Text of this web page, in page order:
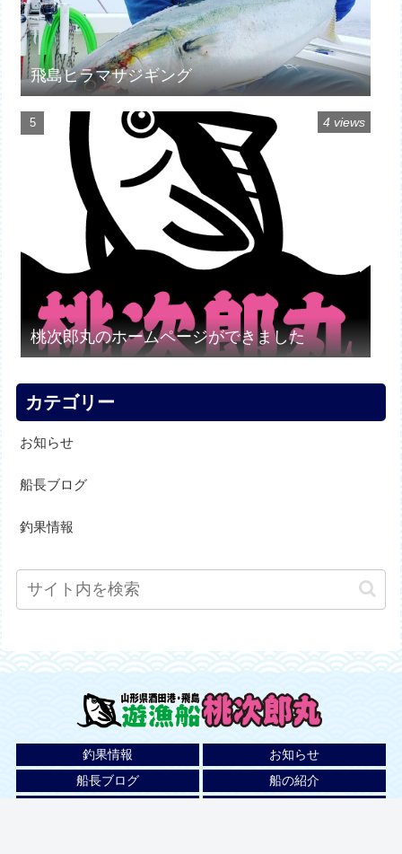
飛島ヒラマサジギング
桃次郎丸のホームページができました
4 views
カテゴリー
お知らせ
船長ブログ
釣果情報
釣果情報
お知らせ
船長ブログ
船の紹介